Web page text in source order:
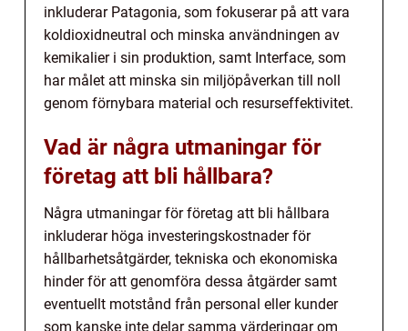
inkluderar Patagonia, som fokuserar på att vara
koldioxidneutral och minska användningen av
kemikalier i sin produktion, samt Interface, som
har målet att minska sin miljöpåverkan till noll
genom förnybara material och resurseffektivitet.
Vad är några utmaningar för
företag att bli hållbara?
Några utmaningar för företag att bli hållbara
inkluderar höga investeringskostnader för
hållbarhetsåtgärder, tekniska och ekonomiska
hinder för att genomföra dessa åtgärder samt
eventuellt motstånd från personal eller kunder
som kanske inte delar samma värderingar om